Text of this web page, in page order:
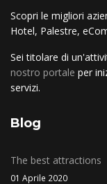
Scopri le migliori
Hotel, Palestre,
Sei titolare di
nostro portale per
servizi.
Blog
The best attractions
01 Aprile 2020